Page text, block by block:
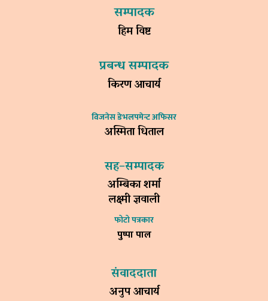
सम्पादक
हिम विष्ट
प्रबन्ध सम्पादक
किरण आचार्य
विजनेस डेभलपमेन्ट अफिसर
अस्मिता धिताल
सह–सम्पादक
अम्बिका शर्मा
लक्ष्मी ज्ञवाली
फोटो पत्रकार
पुष्पा पाल
संवाददाता
अनुप आचार्य